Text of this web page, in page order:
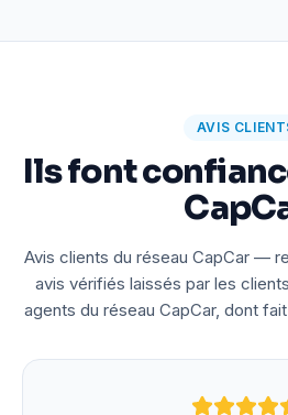
AVIS
Ils font
Avis clients du réseau CapCar —
avis vérifiés laissés par les
agents du réseau CapCar, dont